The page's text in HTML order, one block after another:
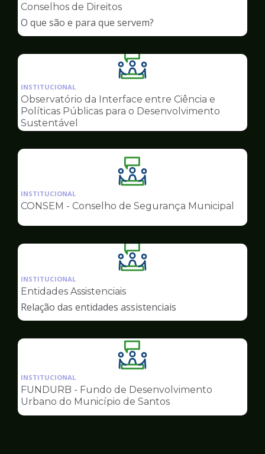
Conselhos
Conselhos de Direitos
O que são e para que servem?
Ilustração
da
pagina
de
INSTITUCIONAL
Observatório da Interface entre Ciência e
Políticas Públicas para o Desenvolvimento
Sustentável
Ilustração
da
pagina
Conselhos
INSTITUCIONAL
CONSEM - Conselho de Segurança Municipal
Ilustração
da
de
Conselhos
INSTITUCIONAL
Entidades Assistenciais
Relação das entidades assistenciais
Ilustração
da
pagina
de
Conselhos
INSTITUCIONAL
FUNDURB - Fundo de Desenvolvimento
Urbano do Município de Santos